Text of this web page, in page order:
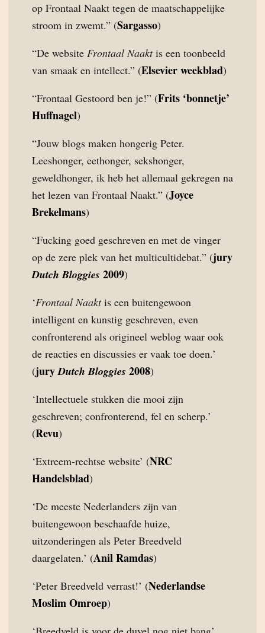
op Frontaal Naakt tegen de maatschappelijke
stroom in zwemt.” (Sargasso)
“De website Frontaal Naaktis een toonbeeld
van smaak en intellect.” (Elsevier weekblad)
“Frontaal Gestoord ben je!” (Frits ‘bonnetje’
Huffnagel)
“Jouw blogs maken hongerig Peter.
Leeshonger, eethonger, sekshonger,
geweldhonger, ik heb het allemaal gekregen na
het lezen van Frontaal Naakt.” (Joyce
Brekelmans)
“Fucking goed geschreven en met de vinger
op de zere plek van het multicultidebat.” (jury
Dutch Bloggies 2009)
‘Frontaal Naaktis een buitengewoon
intelligent en kunstig geschreven, even
confronterend als origineel weblog waar ook
de reacties en discussies er vaak toe doen.’
(juryDutch Bloggies 2008)
‘Intellectuele stukken die mooi zijn
geschreven; confronterend, fel en scherp.’
(Revu)
‘Extreem-rechtse website’ (NRC
Handelsblad)
‘De meeste Nederlanders zijn van
buitengewoon beschaafde huize,
uitzonderingen als Peter Breedveld
daargelaten.’ (Anil Ramdas)
‘Peter Breedveld verrast!’ (Nederlandse
Moslim Omroep)